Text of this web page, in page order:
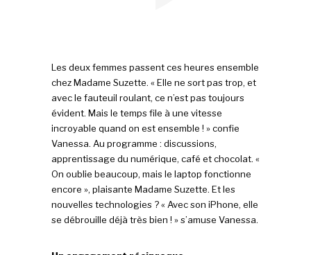
Les deux femmes passent ces heures ensemble
chez Madame Suzette. « Elle ne sort pas trop, et
avec le fauteuil roulant, ce n’est pas toujours
évident. Mais le temps file à une vitesse
incroyable quand on est ensemble ! » confie
Vanessa. Au programme : discussions,
apprentissage du numérique, café et chocolat. «
On oublie beaucoup, mais le laptop fonctionne
encore », plaisante Madame Suzette. Et les
nouvelles technologies ? « Avec son iPhone, elle
se débrouille déjà très bien ! » s’amuse Vanessa.